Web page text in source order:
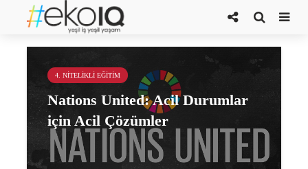
Thandie Newton
4. NITELIKLI EĞITIM
Nations United: Acil Durumlar
için Acil Çözümler